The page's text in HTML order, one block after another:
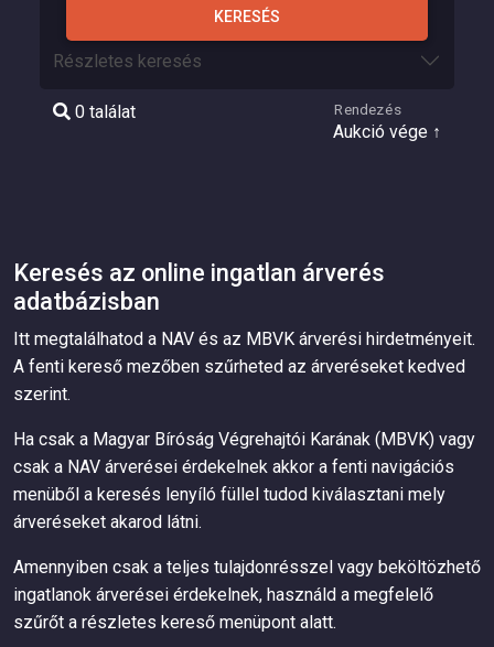
KERESÉS
Részletes keresés
0 találat Rendezés
Keresés az online ingatlan árverés
adatbázisban
Itt megtalálhatod a NAV és az MBVK árverési hirdetményeit.
A fenti kereső mezőben szűrheted az árveréseket kedved
szerint.
Ha csak a Magyar Bíróság Végrehajtói Karának (MBVK) vagy
csak a NAV árverései érdekelnek akkor a fenti navigációs
menüből a keresés lenyíló füllel tudod kiválasztani mely
árveréseket akarod látni.
Amennyiben csak a teljes tulajdonrésszel vagy beköltözhető
ingatlanok árverései érdekelnek, használd a megfelelő
szűrőt a részletes kereső menüpont alatt.